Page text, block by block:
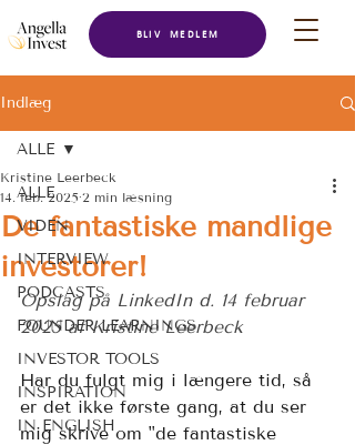
BLIV MEDLEM
Indlæg
ALLE
VIDEN
INTERVIEW
PODCASTS
FOUNDER LEARNINGS
INVESTOR TOOLS
INSPIRATION
IN ENGLISH
ALLE
De fantastiske mandlige
investorer!
Kristine Leerbeck
14. feb. 2025 2 min læsning
Opslag på LinkedIn d. 14 februar
2025 af Kristine Leerbeck
Har du fulgt mig i længere tid, så
er det ikke første gang, at du ser
mig skrive om "de fantastiske